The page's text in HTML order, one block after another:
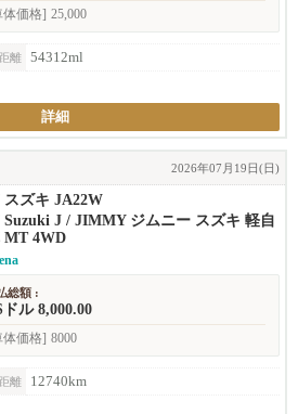
体価格] 25,000
離
54312ml
詳細
2026年07月19日(日)
スズキ JA22W
Suzuki J / JIMMY ジムニー スズキ 軽自
MT 4WD
総額 :
ドル 8,000.00
体価格] 8000
離
12740km